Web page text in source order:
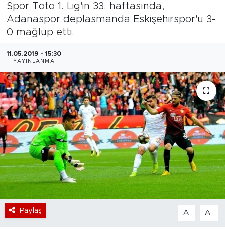
Spor Toto 1. Lig'in 33. haftasında,
Adanaspor deplasmanda Eskişehirspor'u 3-
0 mağlup etti.
11.05.2019 - 15:30
YAYINLANMA
Paylaş A- A+
Ekonomi
Eğitim
Sanat
Bölge
Teknoloji
Magazin
Sektör
Tüm Manşetler
Son Dakika Haberleri
Haber Arşivi